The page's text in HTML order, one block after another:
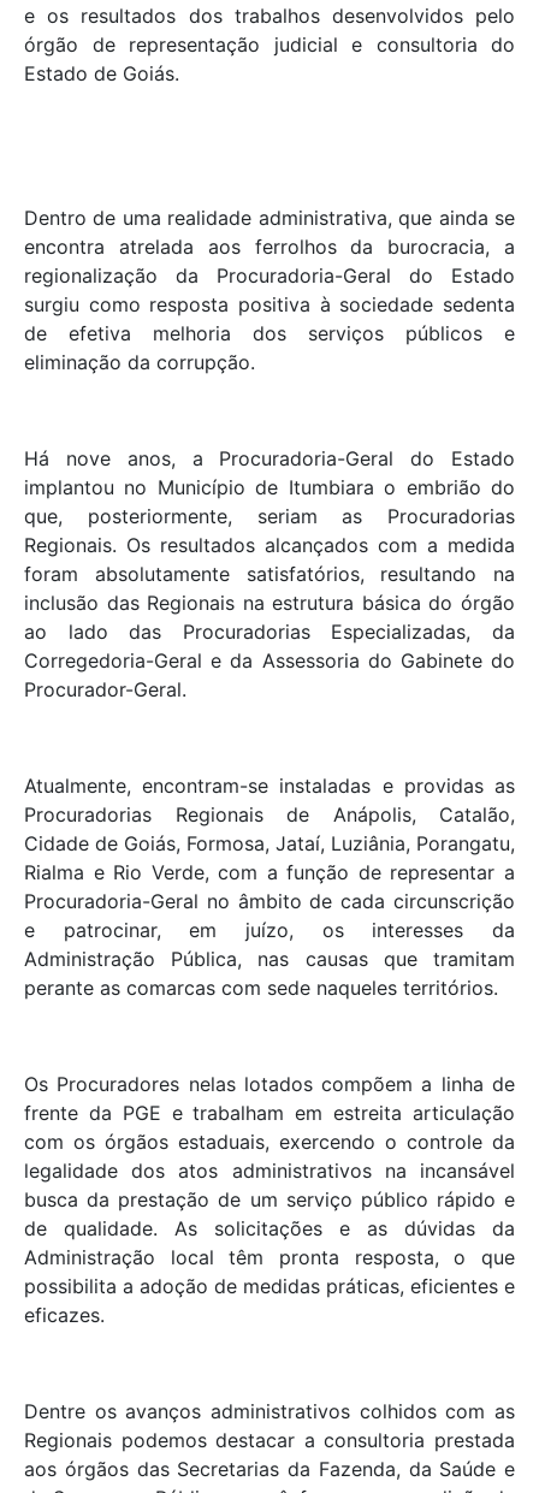
e os resultados dos trabalhos desenvolvidos pelo
órgão de representação judicial e consultoria do
Estado de Goiás.
Dentro de uma realidade administrativa, que ainda se
encontra atrelada aos ferrolhos da burocracia, a
regionalização da Procuradoria-Geral do Estado
surgiu como resposta positiva à sociedade sedenta
de efetiva melhoria dos serviços públicos e
eliminação da corrupção.
Há nove anos, a Procuradoria-Geral do Estado
implantou no Município de Itumbiara o embrião do
que, posteriormente, seriam as Procuradorias
Regionais. Os resultados alcançados com a medida
foram absolutamente satisfatórios, resultando na
inclusão das Regionais na estrutura básica do órgão
ao lado das Procuradorias Especializadas, da
Corregedoria-Geral e da Assessoria do Gabinete do
Procurador-Geral.
Atualmente, encontram-se instaladas e providas as
Procuradorias Regionais de Anápolis, Catalão,
Cidade de Goiás, Formosa, Jataí, Luziânia, Porangatu,
Rialma e Rio Verde, com a função de representar a
Procuradoria-Geral no âmbito de cada circunscrição
e patrocinar, em juízo, os interesses da
Administração Pública, nas causas que tramitam
perante as comarcas com sede naqueles territórios.
Os Procuradores nelas lotados compõem a linha de
frente da PGE e trabalham em estreita articulação
com os órgãos estaduais, exercendo o controle da
legalidade dos atos administrativos na incansável
busca da prestação de um serviço público rápido e
de qualidade. As solicitações e as dúvidas da
Administração local têm pronta resposta, o que
possibilita a adoção de medidas práticas, eficientes e
eficazes.
Dentre os avanços administrativos colhidos com as
Regionais podemos destacar a consultoria prestada
aos órgãos das Secretarias da Fazenda, da Saúde e